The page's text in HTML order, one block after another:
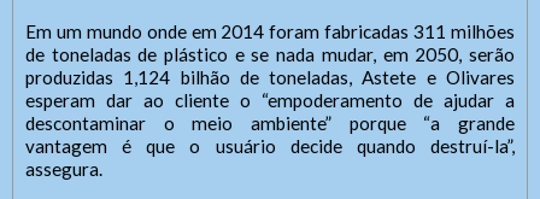
Em um mundo onde em 2014 foram fabricadas 311 milhões
de toneladas de plástico e se nada mudar, em 2050, serão
produzidas 1,124 bilhão de toneladas, Astete e Olivares
esperam dar ao cliente o “empoderamento de ajudar a
descontaminar o meio ambiente” porque “a grande
vantagem é que o usuário decide quando destruí-la”,
assegura.
Duis non laoreet eros. Vestibulum porta neque eleifend
erat tempus, vitae sagittis elit sodales. Sed convallis
erat quis iaculis vestibulum. Curabitur sit amet purus et
tellus consectetur vehicula.
Enviar